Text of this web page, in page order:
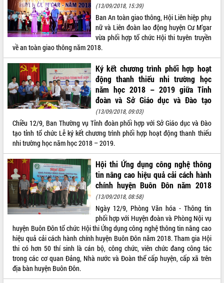
(13/09/2018, 15:39)
Ban An toàn giao thông, Hội Liên hiệp phụ
nữ và Liên đoàn lao động huyện Cư M’gar
vừa phối hợp tổ chức Hội thi tuyên truyền
về an toàn giao thông năm 2018.
Ký kết chương trình phối hợp hoạt
động thanh thiếu nhi trường học
năm học 2018 – 2019 giữa Tỉnh
đoàn và Sở Giáo dục và Đào tạo
(13/09/2018, 09:03)
Chiều 12/9, Ban Thường vụ Tỉnh đoàn phối hợp với Sở Giáo dục và Đào
tạo tỉnh tổ chức Lễ ký kết chương trình phối hợp hoạt động thanh thiếu
nhi trường học năm học 2018 – 2019.
Hội thi Ứng dụng công nghệ thông
tin nâng cao hiệu quả cải cách hành
chính huyện Buôn Đôn năm 2018
(13/09/2018, 08:58)
Ngày 12/9, Phòng Văn hóa - Thông tin
phối hợp với Huyện đoàn và Phòng Nội vụ
huyện Buôn Đôn tổ chức Hội thi Ứng dụng công nghệ thông tin nâng cao
hiệu quả cải cách hành chính huyện Buôn Đôn năm 2018. Tham gia Hội
thi có hơn 50 thí sinh là cán bộ, công chức, viên chức đang công tác
trong các cơ quan Đảng, Nhà nước và Đoàn thể cấp huyện, cấp xã trên
địa bàn huyện Buôn Đôn.